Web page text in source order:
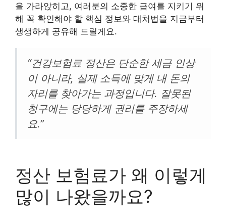
을 가라앉히고, 여러분의 소중한 급여를 지키기 위
해 꼭 확인해야 할 핵심 정보와 대처법을 지금부터
생생하게 공유해 드릴게요.
“건강보험료 정산은 단순한 세금 인상
이 아니라, 실제 소득에 맞게 내 돈의
자리를 찾아가는 과정입니다. 잘못된
청구에는 당당하게 권리를 주장하세
요.”
정산 보험료가 왜 이렇게
많이 나왔을까요?